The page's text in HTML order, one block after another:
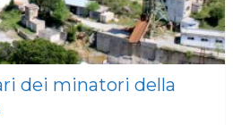
dei minatori della